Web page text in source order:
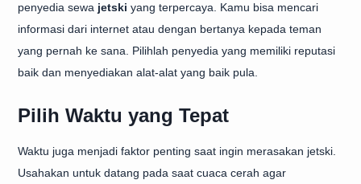
penyedia sewa jetski yang terpercaya. Kamu bisa mencari
informasi dari internet atau dengan bertanya kepada teman
yang pernah ke sana. Pilihlah penyedia yang memiliki reputasi
baik dan menyediakan alat-alat yang baik pula.
Pilih Waktu yang Tepat
Waktu juga menjadi faktor penting saat ingin merasakan jetski.
Usahakan untuk datang pada saat cuaca cerah agar